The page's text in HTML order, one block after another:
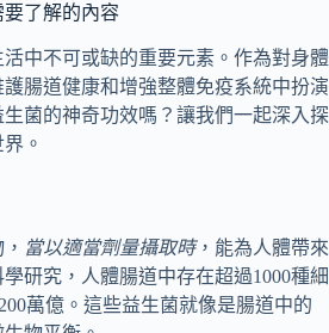
了解的內容
中不可或缺的重要元素。作為對身體
腸道健康和增強整體免疫系統中扮演
菌的神奇功效嗎？讓我們一起深入探
。
當以適當劑量攝取時，能為人體帶來
研究，人體腸道中存在超過1000種細
萬億。這些益生菌就像是腸道中的